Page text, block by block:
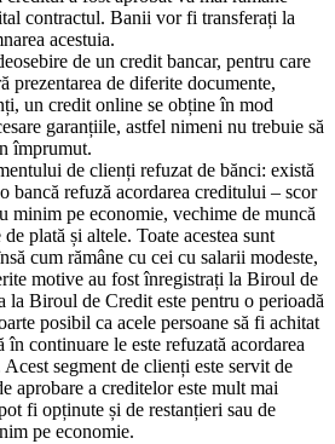
contractul. Banii vor fi transferați la
acestuia.
de un credit bancar, pentru care
prezentarea de diferite documente,
un credit online se obține în mod
garanțiile, astfel nimeni nu trebuie să
împrumut.
de clienți refuzat de bănci: există
bancă refuză acordarea creditului – scor
minim pe economie, vechime de muncă
plată și altele. Toate acestea sunt
cum rămâne cu cei cu salarii modeste,
motive au fost înregistrați la Biroul de
la Biroul de Credit este pentru o perioadă
posibil ca acele persoane să fi achitat
în continuare le este refuzată acordarea
segment de clienți este servit de
aprobare a creditelor este mult mai
fi opținute și de restanțieri sau de
pe economie.